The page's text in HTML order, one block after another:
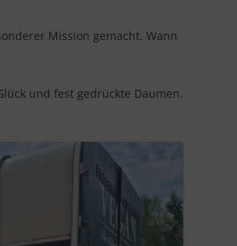
Mission gemacht. Wann
und fest gedrückte Daumen.